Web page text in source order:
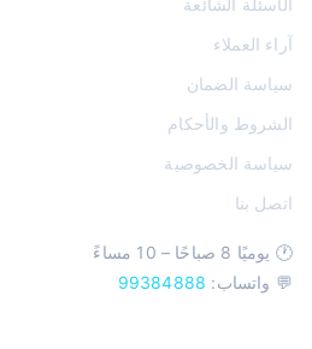
الأسئلة الشائعة
آراء العملاء
سياسة الضمان
الشروط والأحكام
سياسة الخصوصية
اتصل بنا
🕐 يوميًا 8 صباحًا – 10 مساءً
💬 واتساب: 99384888